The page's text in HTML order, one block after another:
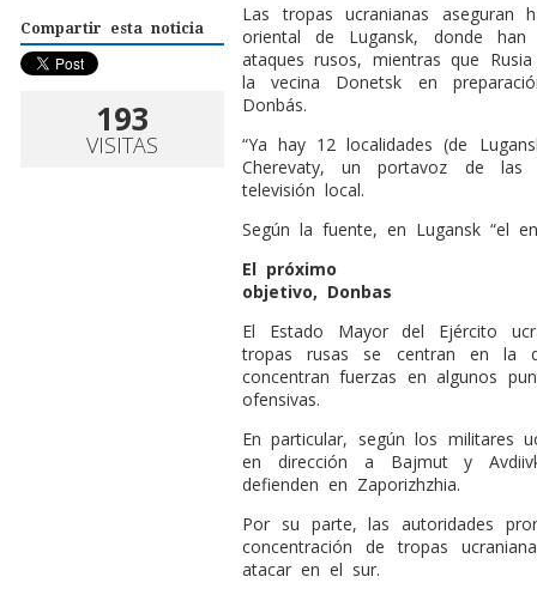
Compartir esta noticia
193
VISITAS
Las tropas ucranianas
oriental de Lugansk, donde
ataques rusos, mientras que
la vecina Donetsk en
Donbás.
“Ya hay 12 localidades (de
Cherevaty, un portavoz de
televisión local.
Según la fuente, en Lugansk “el
El próximo
objetivo, Donbas
El Estado Mayor del Ejército
tropas rusas se centran en la
concentran fuerzas en algunos
ofensivas.
En particular, según los militares
en dirección a Bajmut y
defienden en Zaporizhzhia.
Por su parte, las autoridades
concentración de tropas
atacar en el sur.